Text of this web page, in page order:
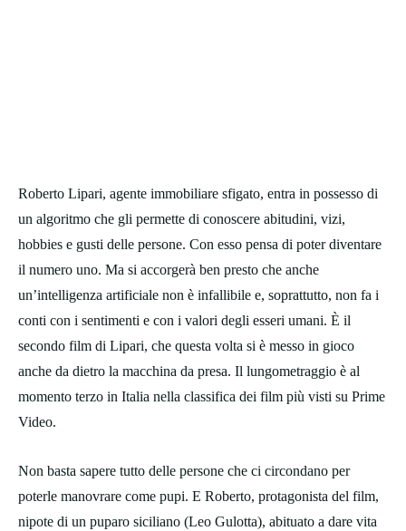
Roberto Lipari, agente immobiliare sfigato, entra in possesso di
un algoritmo che gli permette di conoscere abitudini, vizi,
hobbies e gusti delle persone. Con esso pensa di poter diventare
il numero uno. Ma si accorgerà ben presto che anche
un’intelligenza artificiale non è infallibile e, soprattutto, non fa i
conti con i sentimenti e con i valori degli esseri umani. È il
secondo film di Lipari, che questa volta si è messo in gioco
anche da dietro la macchina da presa. Il lungometraggio è al
momento terzo in Italia nella classifica dei film più visti su Prime
Video.
Non basta sapere tutto delle persone che ci circondano per
poterle manovrare come pupi. E Roberto, protagonista del film,
nipote di un puparo siciliano (Leo Gulotta), abituato a dare vita